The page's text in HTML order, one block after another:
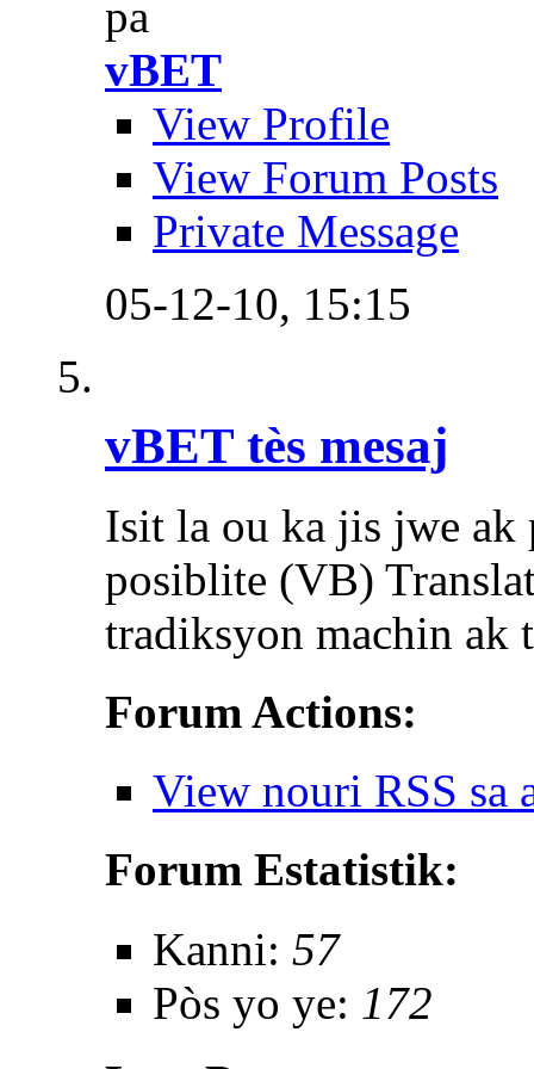
pa
vBET
View Profile
View Forum Posts
Private Message
05-12-10, 15:15
vBET tès mesaj
Isit la ou ka jis jwe ak
posiblite (VB)
tradiksyon machin ak
Forum Actions:
View nouri RSS sa
Forum Estatistik:
Kanni: 57
Pòs yo ye: 172